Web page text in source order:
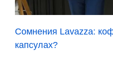
Сомнения Lavazza:
капсулах?